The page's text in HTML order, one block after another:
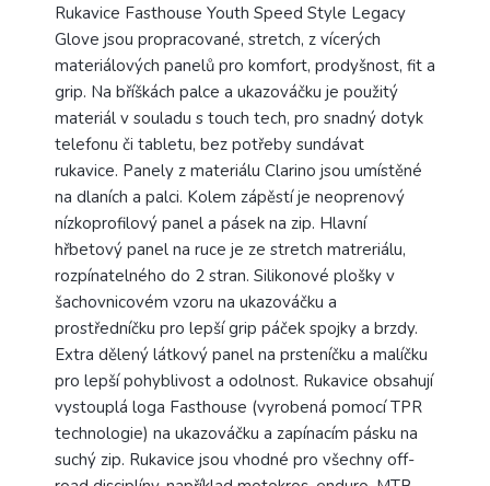
Rukavice Fasthouse Youth Speed Style Legacy
Glove jsou propracované, stretch, z vícerých
materiálových panelů pro komfort, prodyšnost, fit a
grip. Na bříškách palce a ukazováčku je použitý
materiál v souladu s touch tech, pro snadný dotyk
telefonu či tabletu, bez potřeby sundávat
rukavice. Panely z materiálu Clarino jsou umístěné
na dlaních a palci. Kolem zápěstí je neoprenový
nízkoprofilový panel a pásek na zip. Hlavní
hřbetový panel na ruce je ze stretch matreriálu,
rozpínatelného do 2 stran. Silikonové plošky v
šachovnicovém vzoru na ukazováčku a
prostředníčku pro lepší grip páček spojky a brzdy.
Extra dělený látkový panel na prsteníčku a malíčku
pro lepší pohyblivost a odolnost. Rukavice obsahují
vystouplá loga Fasthouse (vyrobená pomocí TPR
technologie) na ukazováčku a zapínacím pásku na
suchý zip. Rukavice jsou vhodné pro všechny off-